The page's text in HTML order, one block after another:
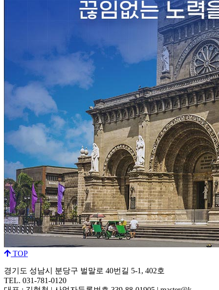
TOP
경기도 성남시 분당구 벌말로 40번길 5-1, 402호
TEL. 031-781-0120